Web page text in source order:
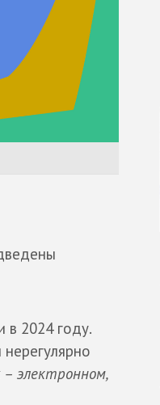
в 2024 году.
электронном,